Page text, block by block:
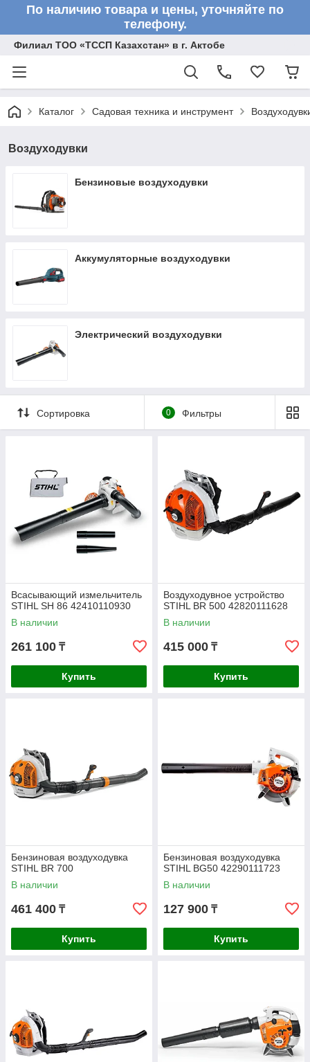
По наличию товара и цены, уточняйте по
телефону.
Филиал ТОО «ТССП Казахстан» в г. Актобе
Каталог Садовая техника и инструмент
Воздуходувки
Бензиновые воздуходувки
Аккумуляторные воздуходувки
Электрический воздуходувки
Сортировка 0 Фильтры
Всасывающий измельчитель
STIHL SH 86 42410110930
В наличии
261 100 ₸
Купить
Воздуходувное устройство
STIHL BR 500 42820111628
В наличии
415 000 ₸
Купить
Бензиновая воздуходувка
STIHL BR 700
В наличии
461 400 ₸
Купить
Бензиновая воздуходувка
STIHL BG50 42290111723
В наличии
127 900 ₸
Купить